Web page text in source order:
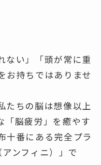
ない」「頭が常に重
お持ちではありませ
たちの脳は想像以上
「脳疲労」を癒やす
十番にある完全プラ
ンフィニ）」で